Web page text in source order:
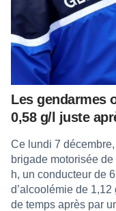
Les gendarmes
0,58 g/l juste
Ce lundi 7
brigade motorisée
h, un conducteur de
d’alcoolémie de
de temps après par